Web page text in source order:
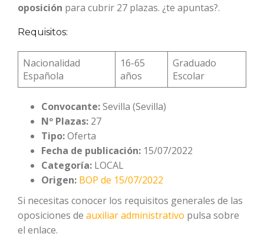
oposición para cubrir 27 plazas. ¿te apuntas?.
Requisitos:
Nacionalidad
Española
16-65
años
Graduado
Escolar
Convocante:Sevilla (Sevilla)
Nº Plazas: 27
Tipo:Oferta
Fecha de publicación: 15/07/2022
Categoría: LOCAL
Origen: BOP de 15/07/2022
Si necesitas conocer los requisitos generales de las
oposiciones de auxiliar administrativo pulsa sobre
el enlace.